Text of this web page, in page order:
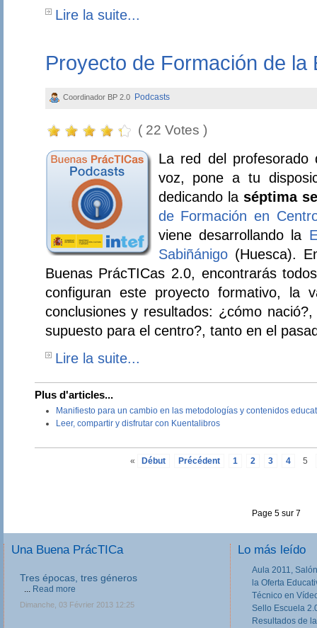
Lire la suite...
Proyecto de Formación de la
Coordinador BP 2.0 Podcasts
( 22 Votes )
La red del
voz, pone a tu
dedicando laséptima
de Formación en
viene desarrollando la
Sabiñánigo(Huesca).
Buenas PrácTICas 2.0, encontrarás
configuran este proyecto formativo, la
conclusiones y resultados: ¿cómo
supuesto para el centro?, tanto en el
Lire la suite...
Plus d'articles...
Manifiesto para un cambio en las metodologías y contenidos
Leer, compartir y disfrutar con Kuentalibros
« Début Précédent 1 2 3 4 5
Page 5 sur 7
Una Buena PrácTICa
Tres épocas, tres géneros
... Read more
Dimanche, 03 Février 2013 12:25
Lo más leído
Aula 2011,
la Oferta
Técnico en
Sello Escuela
Resultados de